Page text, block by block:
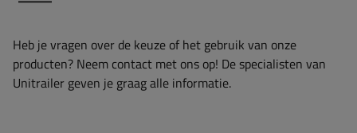
Heb je vragen over de keuze of het gebruik van onze
producten? Neem contact met ons op! De specialisten van
Unitrailer geven je graag alle informatie.